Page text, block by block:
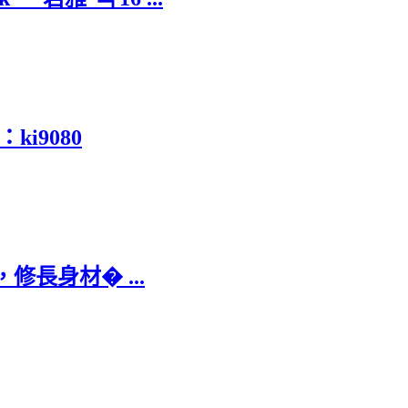
ki9080
修長身材� ...